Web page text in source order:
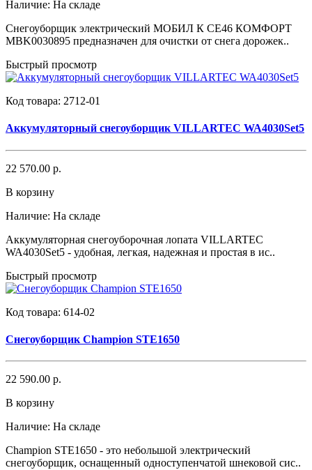
Наличие: На складе
Снегоуборщик электрический МОБИЛ К CE46 КОМФОРТ
MBK0030895 предназначен для очистки от снега дорожек..
Быстрый просмотр
Код товара: 2712-01
Аккумуляторный снегоуборщик VILLARTEC WA4030Set5
22 570.00 р.
В корзину
Наличие: На складе
Аккумуляторная снегоуборочная лопата VILLARTEC
WA4030Set5 - удобная, легкая, надежная и простая в ис..
Быстрый просмотр
Код товара: 614-02
Снегоуборщик Champion STE1650
22 590.00 р.
В корзину
Наличие: На складе
Champion STE1650 - это небольшой электрический
снегоуборщик, оснащенный одноступенчатой шнековой сис..